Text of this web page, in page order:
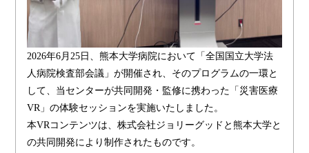
2026年6月25日、熊本大学病院において「全国国立大学法
人病院検査部会議」が開催され、そのプログラムの一環と
して、当センターが共同開発・監修に携わった「災害医療
VR」の体験セッションを実施いたしました。
本VRコンテンツは、株式会社ジョリーグッドと熊本大学と
の共同開発により制作されたものです。